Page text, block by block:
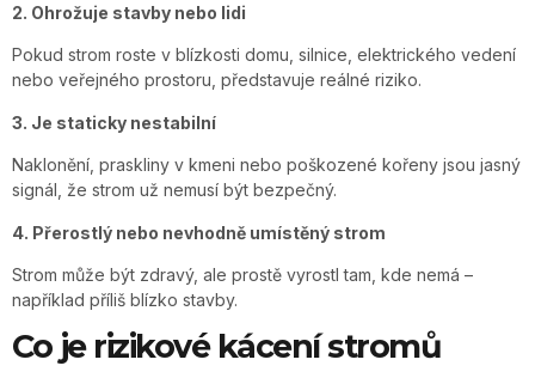
2. Ohrožuje stavby nebo lidi
Pokud strom roste v blízkosti domu, silnice, elektrického vedení
nebo veřejného prostoru, představuje reálné riziko.
3. Je staticky nestabilní
Naklonění, praskliny v kmeni nebo poškozené kořeny jsou jasný
signál, že strom už nemusí být bezpečný.
4. Přerostlý nebo nevhodně umístěný strom
Strom může být zdravý, ale prostě vyrostl tam, kde nemá –
například příliš blízko stavby.
Co je rizikové kácení stromů